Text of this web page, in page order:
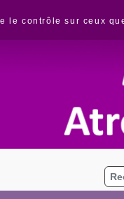
le contrôle sur ceux